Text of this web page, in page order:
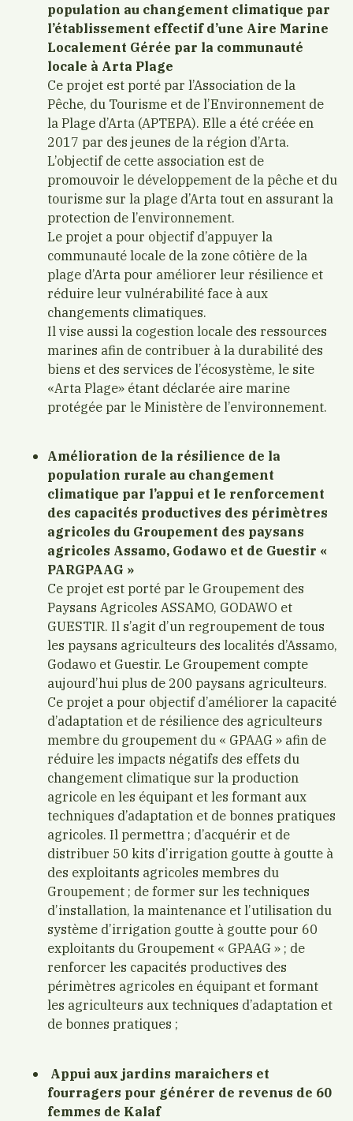
population au changement climatique par
l’établissement effectif d’une Aire Marine
Localement Gérée par la communauté
locale à Arta Plage
Ce projet est porté par l’Association de la
Pêche, du Tourisme et de l’Environnement de
la Plage d’Arta (APTEPA). Elle a été créée en
2017 par des jeunes de la région d’Arta.
L’objectif de cette association est de
promouvoir le développement de la pêche et du
tourisme sur la plage d’Arta tout en assurant la
protection de l’environnement.
Le projet a pour objectif d’appuyer la
communauté locale de la zone côtière de la
plage d’Arta pour améliorer leur résilience et
réduire leur vulnérabilité face à aux
changements climatiques.
Il vise aussi la cogestion locale des ressources
marines afin de contribuer à la durabilité des
biens et des services de l’écosystème, le site
«Arta Plage» étant déclarée aire marine
protégée par le Ministère de l’environnement.
Amélioration de la résilience de la
population rurale au changement
climatique par l’appui et le renforcement
des capacités productives des périmètres
agricoles du Groupement des paysans
agricoles Assamo, Godawo et de Guestir «
PARGPAAG »
Ce projet est porté par le Groupement des
Paysans Agricoles ASSAMO, GODAWO et
GUESTIR. Il s’agit d’un regroupement de tous
les paysans agriculteurs des localités d’Assamo,
Godawo et Guestir. Le Groupement compte
aujourd’hui plus de 200 paysans agriculteurs.
Ce projet a pour objectif d’améliorer la capacité
d’adaptation et de résilience des agriculteurs
membre du groupement du « GPAAG » afin de
réduire les impacts négatifs des effets du
changement climatique sur la production
agricole en les équipant et les formant aux
techniques d’adaptation et de bonnes pratiques
agricoles. Il permettra ; d’acquérir et de
distribuer 50 kits d’irrigation goutte à goutte à
des exploitants agricoles membres du
Groupement ; de former sur les techniques
d’installation, la maintenance et l’utilisation du
système d’irrigation goutte à goutte pour 60
exploitants du Groupement « GPAAG » ; de
renforcer les capacités productives des
périmètres agricoles en équipant et formant
les agriculteurs aux techniques d’adaptation et
de bonnes pratiques ;
Appui aux jardins maraichers et
fourragers pour générer de revenus de 60
femmes de Kalaf